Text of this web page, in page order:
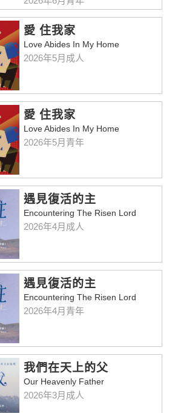
愛 住我家
Love Abides In My Home
2026年5月成人
愛 住我家
Love Abides In My Home
2026年5月青年
遇見復活的主
Encountering The Risen Lord
2026年4月成人
遇見復活的主
Encountering The Risen Lord
2026年4月青年
我們在天上的父
Our Heavenly Father
2026年3月成人